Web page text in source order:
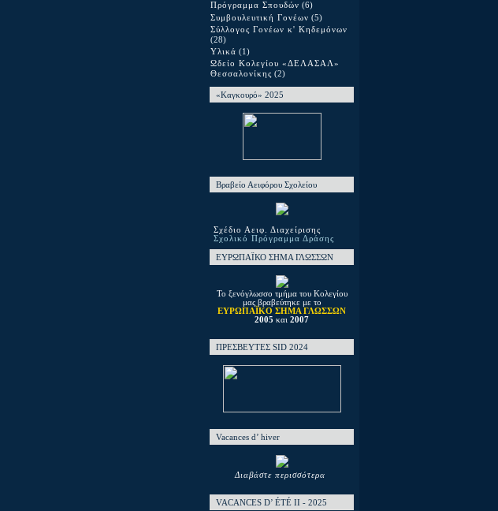
Πρόγραμμα Σπουδών (6)
Συμβουλευτική Γονέων (5)
Σύλλογος Γονέων κ' Κηδεμόνων
(28)
Υλικά (1)
Ωδείο Κολεγίου «ΔΕΛΑΣΑΛ»
Θεσσαλονίκης (2)
«Καγκουρό» 2025
Βραβείο Αειφόρου Σχολείου
Σχέδιο Αειφ. Διαχείρισης
Σχολικό Πρόγραμμα Δράσης
ΕΥΡΩΠΑΪΚΟ ΣΗΜΑ ΓΛΩΣΣΩΝ
Το ξενόγλωσσο τμήμα του Κολεγίου
μας βραβεύτηκε με το
ΕΥΡΩΠΑΪΚΟ ΣΗΜΑ ΓΛΩΣΣΩΝ
2005 και 2007
ΠΡΕΣΒΕΥΤΕΣ SID 2024
Vacances d’ hiver
Διαβάστε περισσότερα
VACANCES D’ ÉTÉ ΙΙ - 2025